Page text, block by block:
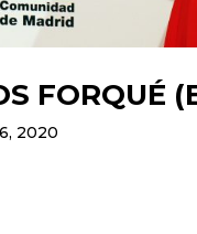
FORQUÉ
2020